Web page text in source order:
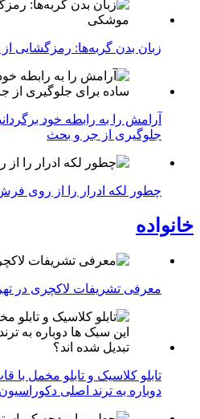
زبان بدن گربه‌ها: رمزگشایی
آرامش را به رابطه خود
جلوگیری از جر و بحث
چطور لکه ادرار را از روی
خانواده
معرفی تشریفات لاکچری در
تابلو کلاسیک و تابلو مخمل با
دوباره به ترند اصلی